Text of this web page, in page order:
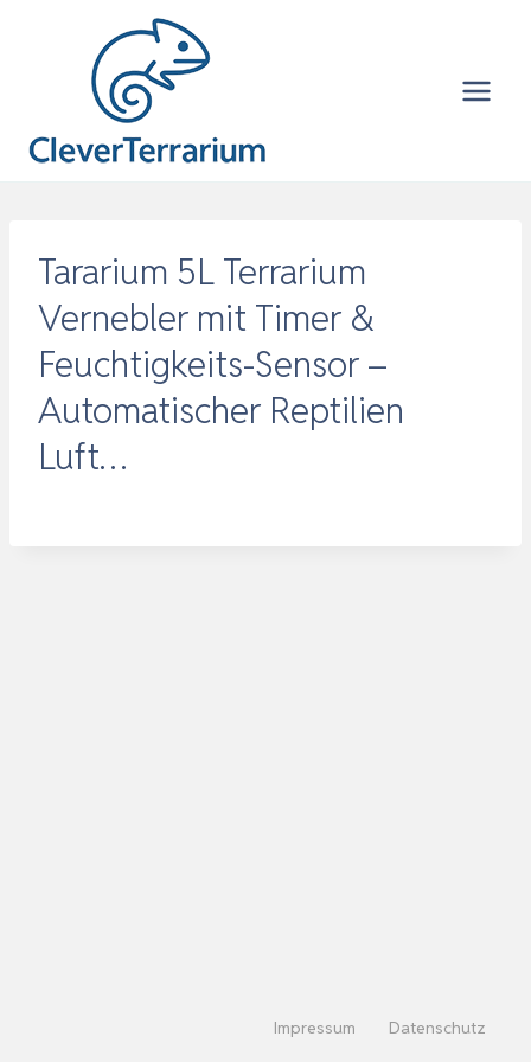
Tararium 5L Terrarium
Vernebler mit Timer &
Feuchtigkeits-Sensor –
Automatischer Reptilien
Luft…
Impressum Datenschutz